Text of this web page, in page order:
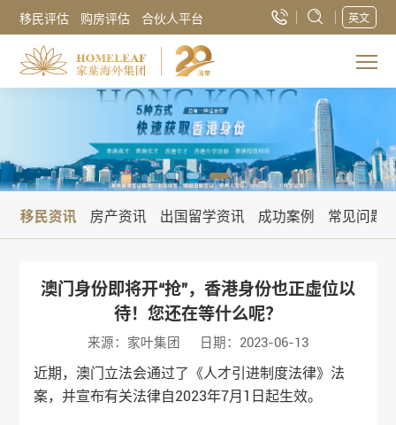
移民评估 购房评估 合伙人平台 英文
移民资讯 房产资讯 出国留学资讯 成功案例 常见问题
澳门身份即将开“抢”，香港身份也正虚位以
待！您还在等什么呢？
来源：家叶集团 日期：2023-06-13
近期，澳门立法会通过了《人才引进制度法律》法
案，并宣布有关法律自2023年7月1日起生效。